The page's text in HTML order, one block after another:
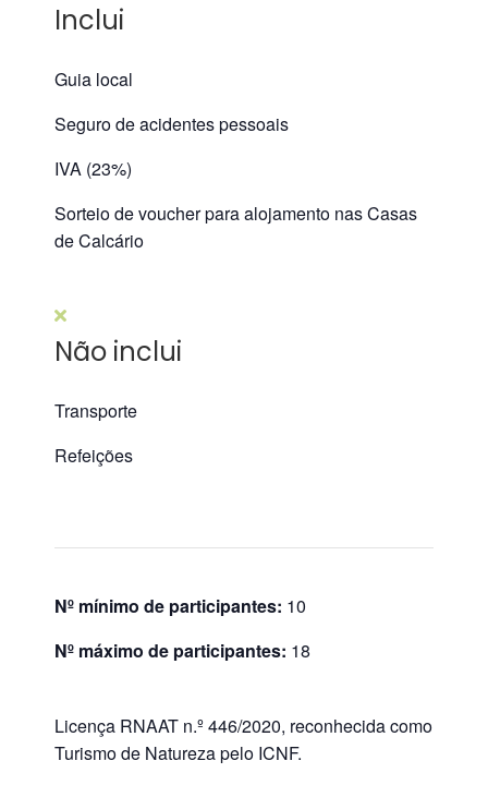
Inclui
Guia local
Seguro de acidentes pessoais
IVA (23%)
Sorteio de voucher para alojamento nasCasas
de Calcário
Não inclui
Transporte
Refeições
Nº mínimo de participantes: 10
Nº máximo de participantes: 18
Licença RNAAT n.º 446/2020, reconhecida como
Turismo de Natureza pelo ICNF.